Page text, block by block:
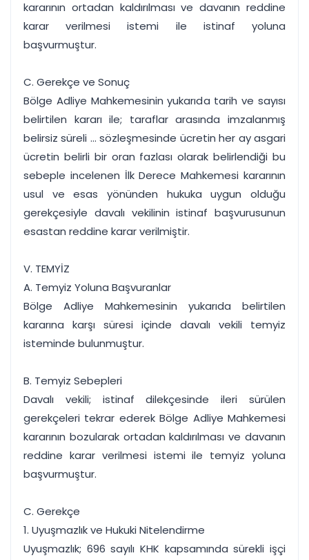
kararının ortadan kaldırılması ve davanın reddine
karar verilmesi istemi ile istinaf yoluna
başvurmuştur.
C. Gerekçe ve Sonuç
Bölge Adliye Mahkemesinin yukarıda tarih ve sayısı
belirtilen kararı ile; taraflar arasında imzalanmış
belirsiz süreli ... sözleşmesinde ücretin her ay asgari
ücretin belirli bir oran fazlası olarak belirlendiği bu
sebeple incelenen İlk Derece Mahkemesi kararının
usul ve esas yönünden hukuka uygun olduğu
gerekçesiyle davalı vekilinin istinaf başvurusunun
esastan reddine karar verilmiştir.
V. TEMYİZ
A. Temyiz Yoluna Başvuranlar
Bölge Adliye Mahkemesinin yukarıda belirtilen
kararına karşı süresi içinde davalı vekili temyiz
isteminde bulunmuştur.
B. Temyiz Sebepleri
Davalı vekili; istinaf dilekçesinde ileri sürülen
gerekçeleri tekrar ederek Bölge Adliye Mahkemesi
kararının bozularak ortadan kaldırılması ve davanın
reddine karar verilmesi istemi ile temyiz yoluna
başvurmuştur.
C. Gerekçe
1. Uyuşmazlık ve Hukuki Nitelendirme
Uyuşmazlık; 696 sayılı KHK kapsamında sürekli işçi